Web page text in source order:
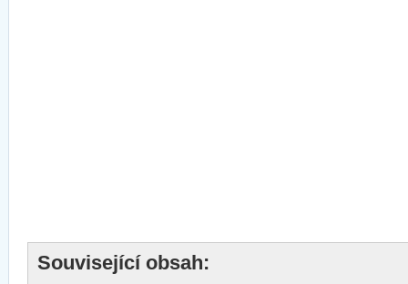
Související obsah: